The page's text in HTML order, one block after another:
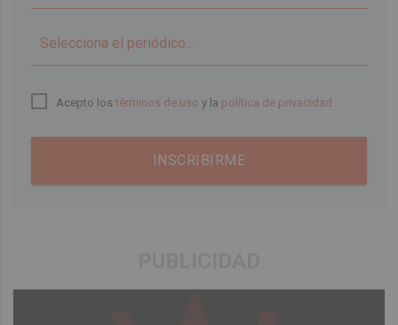
Acepto lostérminos de uso y la política de privacidad
INSCRIBIRME